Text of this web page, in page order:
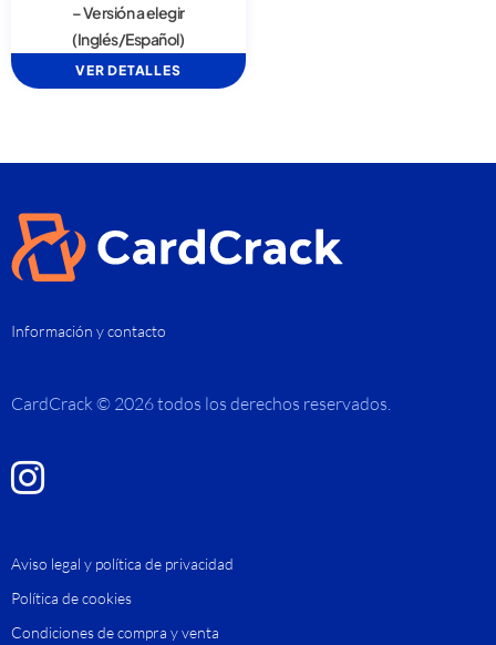
– Versión a elegir
(Inglés/Español)
VER DETALLES
Información y contacto
CardCrack © 2026 todos los derechos reservados.
Aviso legal y política de privacidad
Política de cookies
Condiciones de compra y venta